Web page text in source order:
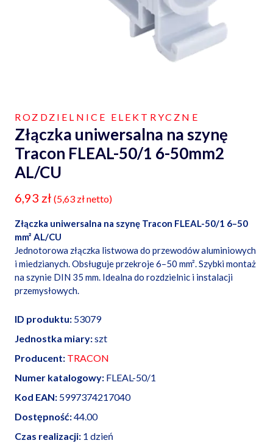
ROZDZIELNICE ELEKTRYCZNE
Złączka uniwersalna na szynę
Tracon FLEAL-50/1 6-50mm2
AL/CU
6,93 zł (5,63 złnetto)
Złączka uniwersalna na szynę Tracon FLEAL-50/1 6–50
mm² AL/CU
Jednotorowa złączka listwowa do przewodów aluminiowych
i miedzianych. Obsługuje przekroje 6–50 mm². Szybki montaż
na szynie DIN 35 mm. Idealna do rozdzielnic i instalacji
przemysłowych.
ID produktu: 53079
Jednostka miary:szt
Producent: TRACON
Numer katalogowy: FLEAL-50/1
Kod EAN: 5997374217040
Dostępność:44.00
Czas realizacji: 1 dzień